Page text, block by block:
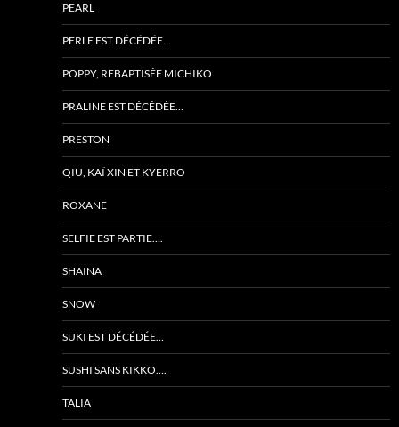
PEARL
PERLE EST DÉCÉDÉE…
POPPY, REBAPTISÉE MICHIKO
PRALINE EST DÉCÉDÉE…
PRESTON
QIU, KAÏ XIN ET KYERRO
ROXANE
SELFIE EST PARTIE….
SHAINA
SNOW
SUKI EST DÉCÉDÉE…
SUSHI SANS KIKKO….
TALIA